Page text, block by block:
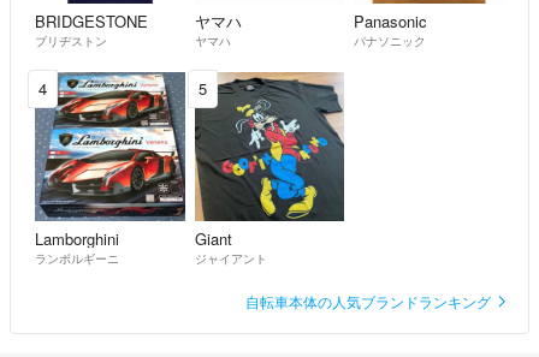
モリモリ- 3年以上前
コメントありがとうございます！
ご希望金額をご提示ください。
出品者 kuma- 3年以上前
はじめまして！
購入検討しておりますが、お安くなりませんか？
よろしくお願いいたします。
BRIDGESTONE
ブリヂストン
ヤマハ
ヤマハ
Panasonic
パナソニック
4
Lamborghini
ランボルギーニ
5
Giant
ジャイアント
自転車本体の人気ブランドランキング